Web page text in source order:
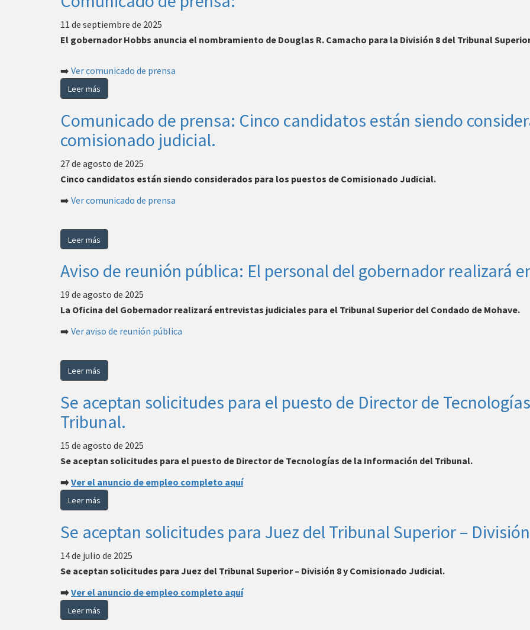
11 de septiembre de 2025
El gobernador Hobbs anuncia el nombramiento de Douglas R. Camacho para la División 8 del Tribunal
➡️ Ver comunicado de prensa
Leer más
Comunicado de prensa: Cinco candidatos están siendo
comisionado judicial.
27 de agosto de 2025
Cinco candidatos están siendo considerados para los puestos de Comisionado Judicial.
➡️ Ver comunicado de prensa
Leer más
Aviso de reunión pública: El personal del gobernador realizará
19 de agosto de 2025
La Oficina del Gobernador realizará entrevistas judiciales para el Tribunal Superior del Condado de Mohave.
➡️ Ver aviso de reunión pública
Leer más
Se aceptan solicitudes para el puesto de Director de
Tribunal.
15 de agosto de 2025
Se aceptan solicitudes para el puesto de Director de Tecnologías de la Información del Tribunal.
➡️Ver el anuncio de empleo completo aquí
Leer más
Se aceptan solicitudes para Juez del Tribunal Superior –
14 de julio de 2025
Se aceptan solicitudes para Juez del Tribunal Superior – División 8 y Comisionado Judicial.
➡️Ver el anuncio de empleo completo aquí
Leer más